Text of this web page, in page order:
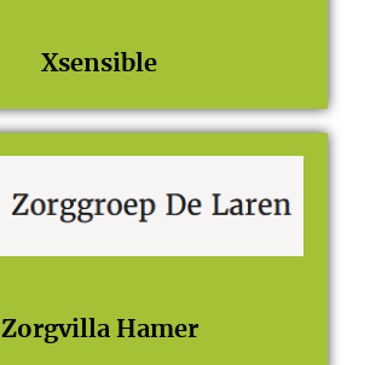
Xsensible
Zorgvilla Hamer